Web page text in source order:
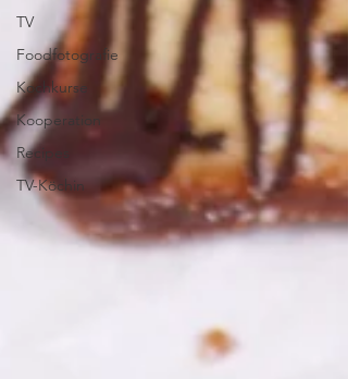
TV
Foodfotografie
Kochkurse
Kooperation
Recipes
TV-Köchin